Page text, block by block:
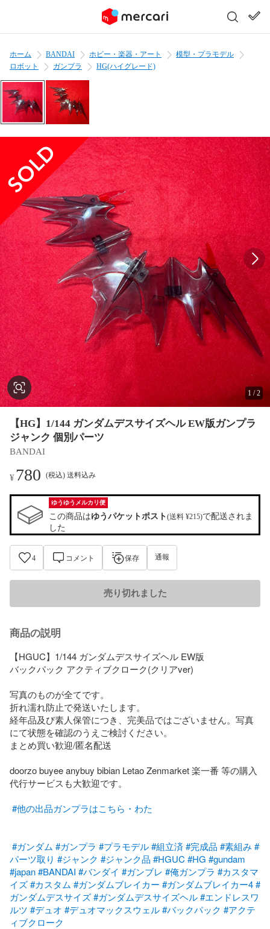
ホーム BANDAI ホビー・楽器・アート
模型・プラモデル
ロボット
ガンプラ HG(ハイグレード)
1 /2
【HG】1/144 ガンダムデスサイズヘル EW版ガンプラ
ジャンク 個別パーツ
BANDAI
¥780 (税込) 送料込み
ゆうゆうメルカリ便
この商品はゆうパケットポスト(送料 ¥215)で配送されま
した
4 コメント 保存 通報
売り切れました
商品の説明
【HGUC】1/144 ガンダムデスサイズヘル EW版
バックパック アクティブクローク(クリアver)
写真のものが全てです。
折れ濡れ防止で発送いたします。
経年品及び素人保管につき、完美品ではございません。写真
にて状態を確認のうえご検討ください。
まとめ買い歓迎/匿名配送
doorzo buyee anybuy bibian Letao Zenmarket 楽一番 等の購入
代行サービスも大歓迎です。
#他の出品ガンプラはこちら・わた
#ガンダム #ガンプラ #プラモデル#組立済#完成品 #素組み #
パーツ取り #ジャンク #ジャンク品 #HGUC #HG #gundam
#japan#BANDAI #バンダイ #ガンブレ #俺ガンプラ #カスタマ
イズ#カスタム #ガンダムブレイカー #ガンダムブレイカー4#
ガンダムデスサイズ#ガンダムデスサイズヘル#エンドレスワ
ルツ #デュオ #デュオマックスウェル#バックパック #アクテ
ィブクローク